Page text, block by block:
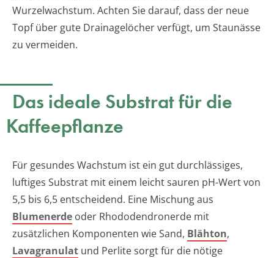
Wurzelwachstum. Achten Sie darauf, dass der neue
Topf über gute Drainagelöcher verfügt, um Staunässe
zu vermeiden.
Das ideale Substrat für die
Kaffeepflanze
Für gesundes Wachstum ist ein gut durchlässiges,
luftiges Substrat mit einem leicht sauren pH-Wert von
5,5 bis 6,5 entscheidend. Eine Mischung aus
Blumenerde oder Rhododendronerde mit
zusätzlichen Komponenten wie Sand, Blähton,
Lavagranulat und Perlite sorgt für die nötige